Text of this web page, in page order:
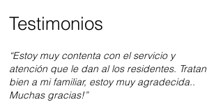
Testimonios
“Estoy muy contenta con el servicio y
atención que le dan al los residentes. Tratan
bien a mi familiar, estoy muy agradecida..
Muchas gracias!”